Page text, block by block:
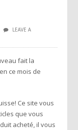
LEAVE A
fait la
ce mois de
Ce site vous
que vous
acheté, il vous